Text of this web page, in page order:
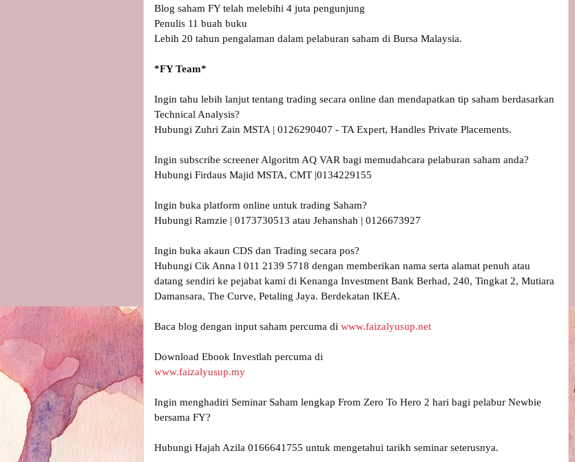
Blog saham FY telah melebihi 4 juta pengunjung
Penulis 11 buah buku
Lebih 20 tahun pengalaman dalam pelaburan saham di Bursa Malaysia.
Ingin tahu lebih lanjut tentang trading secara online dan mendapatkan tip saham berdasarkan
Technical Analysis?
Hubungi Zuhri Zain MSTA | 0126290407 - TA Expert, Handles Private Placements.
Ingin subscribe screener Algoritm AQ VAR bagi memudahcara pelaburan saham anda?
Hubungi Firdaus Majid MSTA, CMT |0134229155
Ingin buka platform online untuk trading Saham?
Hubungi Ramzie | 0173730513 atau Jehanshah | 0126673927
Ingin buka akaun CDS dan Trading secara pos?
Hubungi Cik Anna l 011 2139 5718 dengan memberikan nama serta alamat penuh atau
datang sendiri ke pejabat kami di Kenanga Investment Bank Berhad, 240, Tingkat 2, Mutiara
Damansara, The Curve, Petaling Jaya. Berdekatan IKEA.
Baca blog dengan input saham percuma di www.faizalyusup.net
www.faizalyusup.my
Ingin menghadiri Seminar Saham lengkap From Zero To Hero 2 hari bagi pelabur Newbie
Hubungi Hajah Azila 0166641755 untuk mengetahui tarikh seminar seterusnya.